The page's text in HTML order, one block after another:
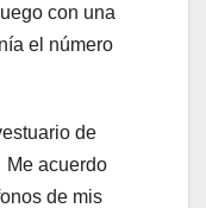
con una
el número
de
Me acuerdo
de mis